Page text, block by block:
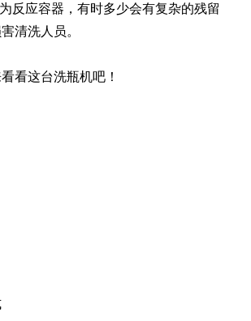
为反应容器，有时多少会有复杂的残留
清洗人员。
看这台洗瓶机吧！